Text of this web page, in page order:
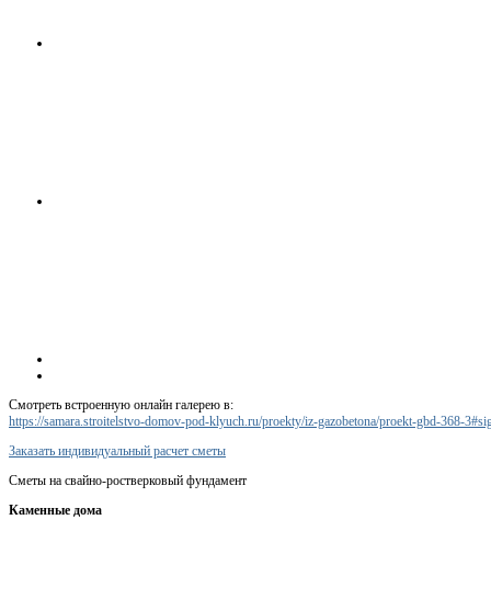
Смотреть встроенную онлайн галерею в:
https://samara.stroitelstvo-domov-pod-klyuch.ru/proekty/iz-gazobetona/proekt-gbd-368-
Заказать индивидуальный расчет сметы
Сметы на свайно-ростверковый фундамент
Каменные дома